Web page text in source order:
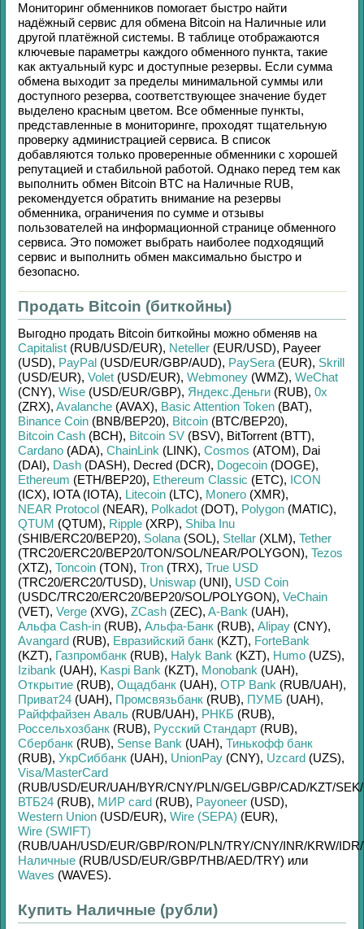
Мониторинг обменников помогает быстро найти
надёжный сервис для обмена Bitcoin на Наличные или
другой платёжной системы. В таблице отображаются
ключевые параметры каждого обменного пункта, такие
как актуальный курс и доступные резервы. Если сумма
обмена выходит за пределы минимальной суммы или
доступного резерва, соответствующее значение будет
выделено красным цветом. Все обменные пункты,
представленные в мониторинге, проходят тщательную
проверку администрацией сервиса. В список
добавляются только проверенные обменники с хорошей
репутацией и стабильной работой. Однако перед тем как
выполнить обмен Bitcoin BTC на Наличные RUB,
рекомендуется обратить внимание на резервы
обменника, ограничения по сумме и отзывы
пользователей на информационной странице обменного
сервиса. Это поможет выбрать наиболее подходящий
сервис и выполнить обмен максимально быстро и
безопасно.
Продать Bitcoin (биткойны)
Выгодно продать Bitcoin биткойны можно обменяв на
Capitalist (RUB/USD/EUR), Neteller (EUR/USD), Payeer
(USD), PayPal (USD/EUR/GBP/AUD), PaySera (EUR), Skrill
(USD/EUR), Volet (USD/EUR), Webmoney (WMZ), WeChat
(CNY), Wise (USD/EUR/GBP), Яндекс.Деньги (RUB), 0x
(ZRX), Avalanche (AVAX), Basic Attention Token (BAT),
Binance Coin (BNB/BEP20), Bitcoin (BTC/BEP20),
Bitcoin Cash (BCH), Bitcoin SV (BSV), BitTorrent (BTT),
Cardano (ADA), ChainLink (LINK), Cosmos (ATOM), Dai
(DAI), Dash (DASH), Decred (DCR), Dogecoin (DOGE),
Ethereum (ETH/BEP20), Ethereum Classic (ETC), ICON
(ICX), IOTA (IOTA), Litecoin (LTC), Monero (XMR),
NEAR Protocol (NEAR), Polkadot (DOT), Polygon (MATIC),
QTUM (QTUM), Ripple (XRP), Shiba Inu
(SHIB/ERC20/BEP20), Solana (SOL), Stellar (XLM), Tether
(TRC20/ERC20/BEP20/TON/SOL/NEAR/POLYGON), Tezos
(XTZ), Toncoin (TON), Tron (TRX), True USD
(TRC20/ERC20/TUSD), Uniswap (UNI), USD Coin
(USDC/TRC20/ERC20/BEP20/SOL/POLYGON), VeChain
(VET), Verge (XVG), ZCash (ZEC), A-Bank (UAH),
Альфа Cash-in (RUB), Альфа-Банк (RUB), Alipay (CNY),
Avangard (RUB), Евразийский банк (KZT), ForteBank
(KZT), Газпромбанк (RUB), Halyk Bank (KZT), Humo (UZS),
Izibank (UAH), Kaspi Bank (KZT), Monobank (UAH),
Открытие (RUB), Ощадбанк (UAH), OTP Bank (RUB/UAH),
Приват24 (UAH), Промсвязьбанк (RUB), ПУМБ (UAH),
Райффайзен Аваль (RUB/UAH), РНКБ (RUB),
Россельхозбанк (RUB), Русский Стандарт (RUB),
Сбербанк (RUB), Sense Bank (UAH), Тинькофф банк
(RUB), УкрСиббанк (UAH), UnionPay (CNY), Uzcard (UZS),
Visa/MasterCard
(RUB/USD/EUR/UAH/BYR/CNY/PLN/GEL/GBP/CAD/KZT/SEK/
ВТБ24 (RUB), МИР card (RUB), Payoneer (USD),
Western Union (USD/EUR), Wire (SEPA) (EUR),
Wire (SWIFT)
(RUB/UAH/USD/EUR/GBP/RON/PLN/TRY/CNY/INR/KRW/IDR/
Наличные (RUB/USD/EUR/GBP/THB/AED/TRY) или
Waves (WAVES).
Купить Наличные (рубли)